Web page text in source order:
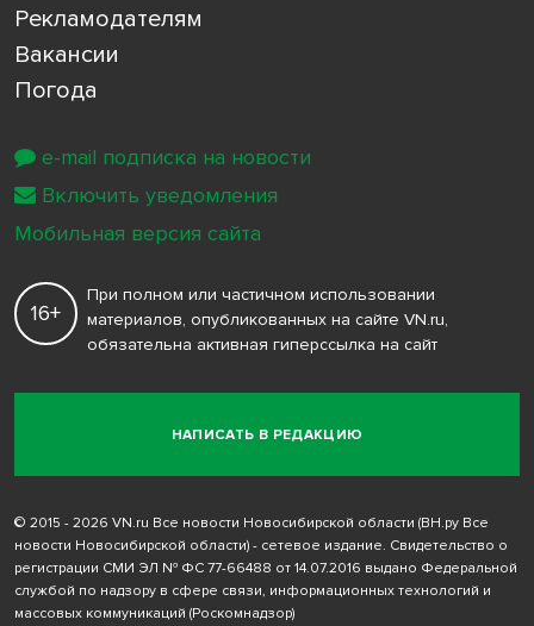
Рекламодателям
Вакансии
Погода
НАПИСАТЬ В РЕДАКЦИЮ
16+
При полном или частичном использовании
материалов, опубликованных на сайте VN.ru,
обязательна активная гиперссылка на сайт
© 2015 - 2026 VN.ru Все новости Новосибирской области (ВН.ру Все
новости Новосибирской области) - сетевое издание. Свидетельство о
регистрации СМИ ЭЛ № ФС 77-66488 от 14.07.2016 выдано Федеральной
службой по надзору в сфере связи, информационных технологий и
массовых коммуникаций (Роскомнадзор)
e-mail подписка на новости
Включить уведомления
Мобильная версия сайта